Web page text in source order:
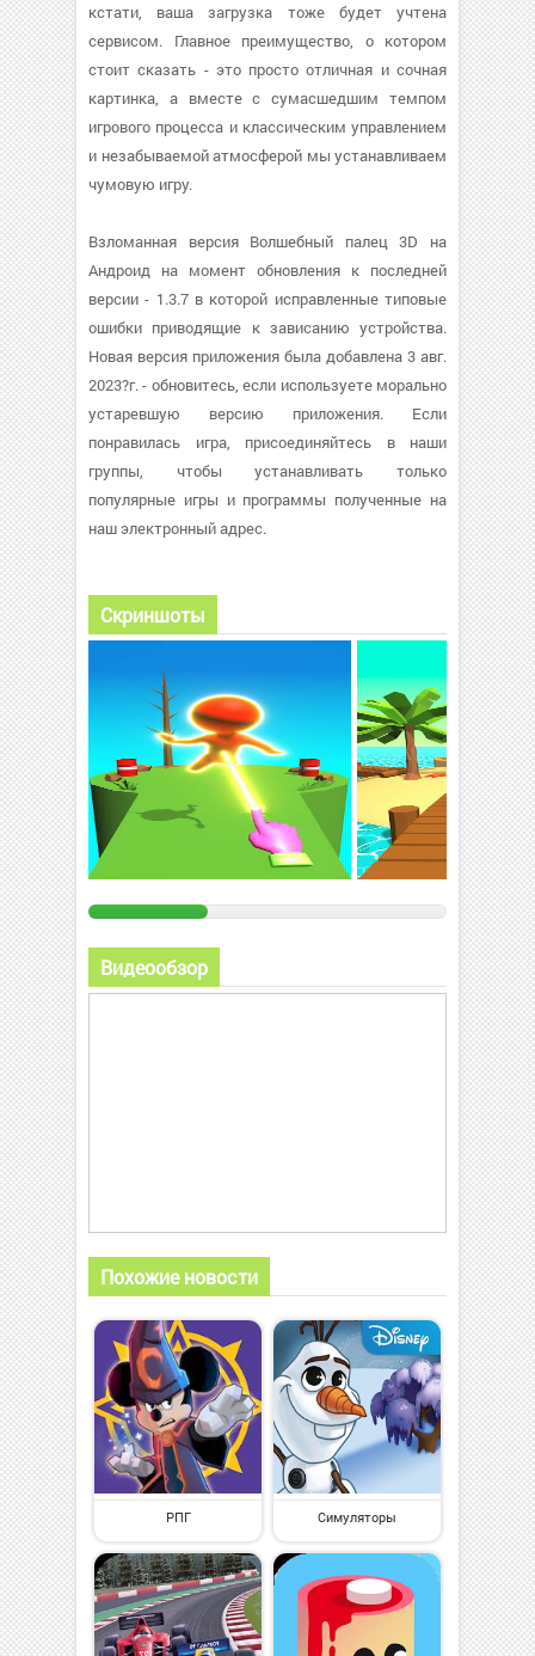
кстати, ваша загрузка тоже будет учтена
сервисом. Главное преимущество, о котором
стоит сказать - это просто отличная и сочная
картинка, а вместе с сумасшедшим темпом
игрового процесса и классическим управлением
и незабываемой атмосферой мы устанавливаем
чумовую игру.
Взломанная версия Волшебный палец 3D на
Андроид на момент обновления к последней
версии - 1.3.7 в которой исправленные типовые
ошибки приводящие к зависанию устройства.
Новая версия приложения была добавлена 3 авг.
2023?г. - обновитесь, если используете морально
устаревшую версию приложения. Если
понравилась игра, присоединяйтесь в наши
группы, чтобы устанавливать только
популярные игры и программы полученные на
наш электронный адрес.
Скриншоты
Видеообзор
Похожие новости
РПГ Симуляторы